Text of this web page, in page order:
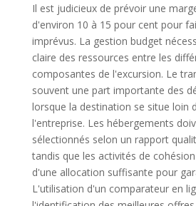
Il est judicieux de prévoir une
d'environ 10 à 15 pour cent pour
imprévus. La gestion budget
claire des ressources entre les
composantes de l'excursion. Le
souvent une part importante des
lorsque la destination se situe loin
l'entreprise. Les hébergements
sélectionnés selon un rapport
tandis que les activités de
d'une allocation suffisante pour
L'utilisation d'un comparateur en